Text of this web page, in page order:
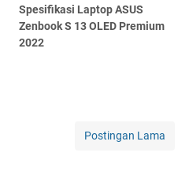
Spesifikasi Laptop ASUS
Zenbook S 13 OLED Premium
2022
Postingan Lama